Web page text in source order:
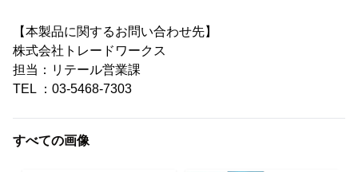
【本製品に関するお問い合わせ先】
株式会社トレードワークス
担当：リテール営業課
TEL ：03-5468-7303
すべての画像